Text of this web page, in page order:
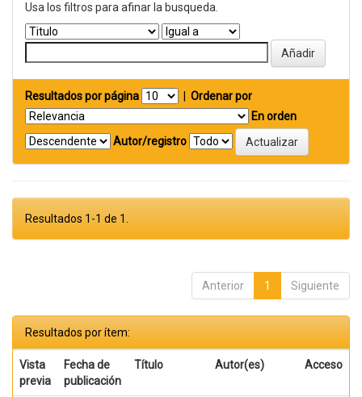
Usa los filtros para afinar la busqueda.
Resultados por página
Ordenar por
En orden
Autor/registro
Resultados 1-1 de 1.
Anterior 1 Siguiente
Resultados por ítem:
Vista
previa
Fecha de
publicación
Título Autor(es) Acceso